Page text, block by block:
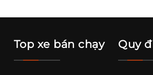
Top xe bán chạy Quy